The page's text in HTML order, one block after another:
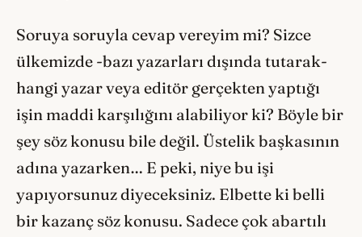
Soruya soruyla cevap vereyim mi? Sizce
ülkemizde -bazı yazarları dışında tutarak-
hangi yazar veya editör gerçekten yaptığı
işin maddi karşılığını alabiliyor ki? Böyle bir
şey söz konusu bile değil. Üstelik başkasının
adına yazarken… E peki, niye bu işi
yapıyorsunuz diyeceksiniz. Elbette ki belli
bir kazanç söz konusu. Sadece çok abartılı